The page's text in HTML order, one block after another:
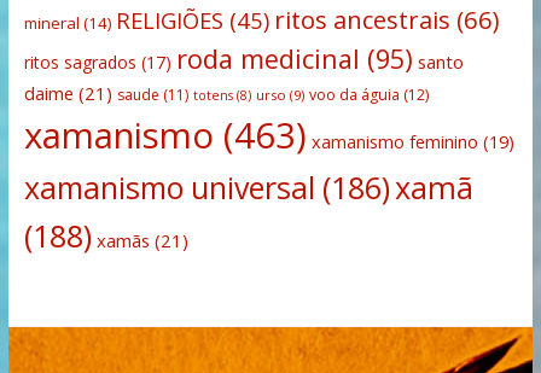
mineral (14) RELIGIÕES (45) ritos ancestrais (66)
ritos sagrados (17) roda medicinal (95) santo
daime (21) saude (11) totens(8) urso (9) voo da águia (12)
xamanismo (463) xamanismo feminino (19)
xamanismo universal (186)xamã
(188) xamãs (21)